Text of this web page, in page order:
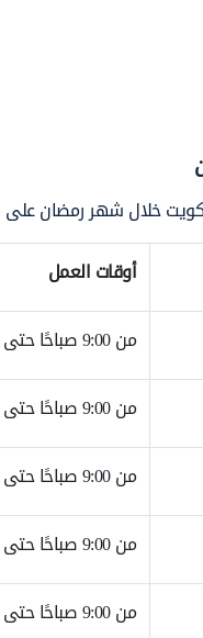
خلال شهر رمضان على
أوقات العمل
من 9:00 صباحًا حتى 3:00 عصرًا
من 9:00 صباحًا حتى 3:00 عصرًا
من 9:00 صباحًا حتى 3:00 عصرًا
من 9:00 صباحًا حتى 3:00 عصرًا
من 9:00 صباحًا حتى 3:00 عصرًا